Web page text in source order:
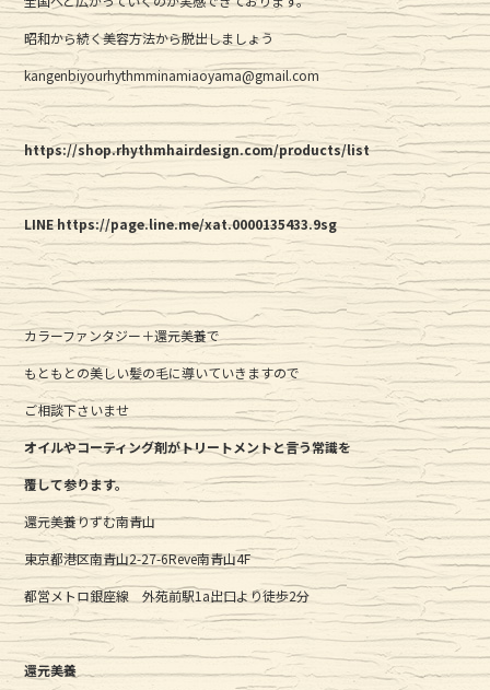
昭和から続く美容方法から脱出しましょう
kangenbiyourhythmminamiaoyama@gmail.com
https://shop.rhythmhairdesign.com/products/list
LINE https://page.line.me/xat.0000135433.9sg
カラーファンタジー＋還元美養で
もともとの美しい髪の毛に導いていきますので
ご相談下さいませ
オイルやコーティング剤がトリートメントと言う常識を
覆して参ります。
還元美養りずむ南青山
東京都港区南青山2-27-6Reve南青山4F
都営メトロ銀座線 外苑前駅1a出口より徒歩2分
還元美養